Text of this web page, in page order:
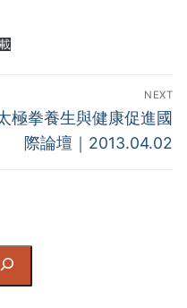
NEXT
post:
極拳養生與健康促進國
際論壇｜2013.04.02